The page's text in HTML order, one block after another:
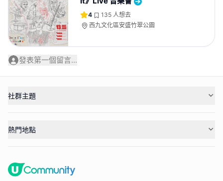
4 135 人想去
西九文化區安盛竹翠公園
發表第一個留言...
社群主題
熱門地點